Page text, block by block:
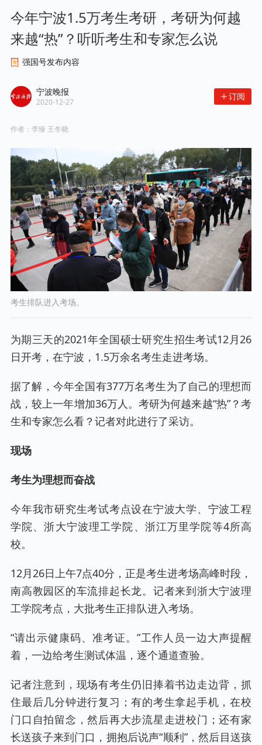
今年宁波1.5万考生考研，考研为何越
来越“热”？听听考生和专家怎么说
强国号发布内容
宁波晚报
2020-12-27
订阅
作者： 李臻 王冬晓
考生排队进入考场。
为期三天的2021年全国硕士研究生招生考试12月26
日开考，在宁波，1.5万余名考生走进考场。
据了解，今年全国有377万名考生为了自己的理想而
战，较上一年增加36万人。考研为何越来越“热”？考
生和专家怎么看？记者对此进行了采访。
现场
考生为理想而奋战
今年我市研究生考试考点设在宁波大学、宁波工程
学院、浙大宁波理工学院、浙江万里学院等4所高
校。
12月26日上午7点40分，正是考生进考场高峰时段，
南高教园区的车流排起长龙。记者来到浙大宁波理
工学院考点，大批考生正排队进入考场。
“请出示健康码、准考证。”工作人员一边大声提醒
着，一边给考生测试体温，逐个通道查验。
记者注意到，现场有考生仍旧捧着书边走边背，抓
住最后几分钟进行复习；有的考生拿起手机，在校
门口自拍留念，然后再大步流星走进校门；还有家
长送孩子来到门口，拥抱后说声“顺利”，然后目送孩